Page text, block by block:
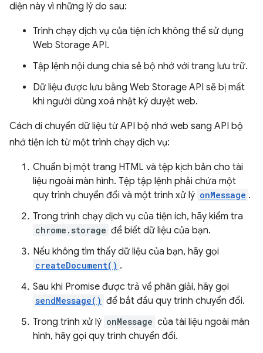
diện này vì những lý do sau:
Trình chạy dịch vụ của tiện ích không thể sử dụng
Web Storage API.
Tập lệnh nội dung chia sẻ bộ nhớ với trang lưu trữ.
Dữ liệu được lưu bằng Web Storage API sẽ bị mất
khi người dùng xoá nhật ký duyệt web.
Cách di chuyển dữ liệu từ API bộ nhớ web sang API bộ
nhớ tiện ích từ một trình chạy dịch vụ:
Chuẩn bị một trang HTML và tệp kịch bản cho tài
liệu ngoài màn hình. Tệp tập lệnh phải chứa một
quy trình chuyển đổi và một trình xử lý onMessage .
Trong trình chạy dịch vụ của tiện ích, hãy kiểm tra
chrome.storage để biết dữ liệu của bạn.
Nếu không tìm thấy dữ liệu của bạn, hãy gọi
createDocument() .
Sau khi Promise được trả về phân giải, hãy gọi
sendMessage() để bắt đầu quy trình chuyển đổi.
Trong trình xử lý onMessage của tài liệu ngoài màn
hình, hãy gọi quy trình chuyển đổi.